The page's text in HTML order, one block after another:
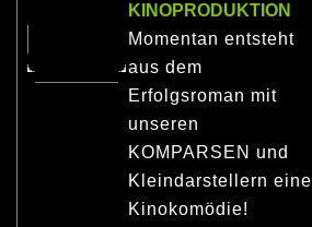
KINOPRODUKTION
Momentan entsteht
aus dem
Erfolgsroman mit
unseren
KOMPARSEN und
Kleindarstellern eine
Kinokomödie!